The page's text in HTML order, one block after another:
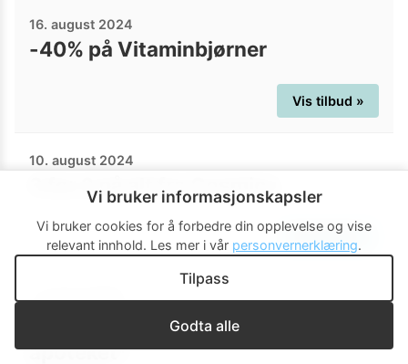
16. august 2024
-40% på Vitaminbjørner
Vis tilbud »
10. august 2024
3 for 2 på alt fra Cosmica
Vis tilbud »
1. august 2024
Medlemsdager: 3 for 2 på hele
apoteket*
Vi bruker informasjonskapsler
Vi bruker cookies for å forbedre din opplevelse og vise
relevant innhold. Les mer i vår personvernerklæring.
Godta alle
Tilpass